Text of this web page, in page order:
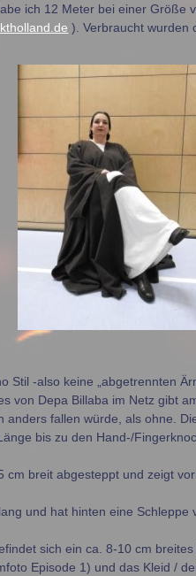
ich 12 Meter bei einer Größe
). Verbraucht wurden
Stil -also keine „abgetrennten
von Depa Billaba im Netz gibt
anders fallen würde, als ohne.
bis zu den Hand-/
cm breit abgesteppt und zeigt
und hat hinten eine Schleppe
sich ein ca. 8-10 cm
Episode 1) und das Kleid /